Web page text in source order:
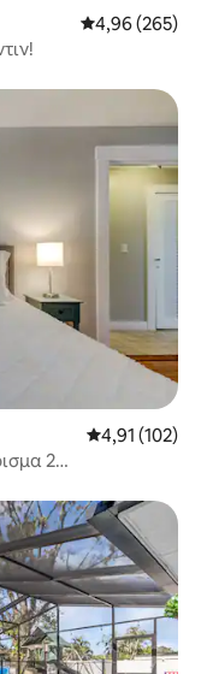
Μέση
4,96 (265)
Μέση
4,91 (102)
2